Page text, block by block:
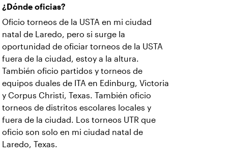
¿Dónde oficias?
Oficio torneos de la USTA en mi ciudad
natal de Laredo, pero si surge la
oportunidad de oficiar torneos de la USTA
fuera de la ciudad, estoy a la altura.
También oficio partidos y torneos de
equipos duales de ITA en Edinburg, Victoria
y Corpus Christi, Texas. También oficio
torneos de distritos escolares locales y
fuera de la ciudad. Los torneos UTR que
oficio son solo en mi ciudad natal de
Laredo, Texas.